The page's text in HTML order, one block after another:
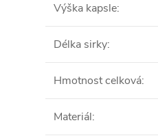
Výška kapsle:
Délka sirky:
Hmotnost celková:
Materiál: